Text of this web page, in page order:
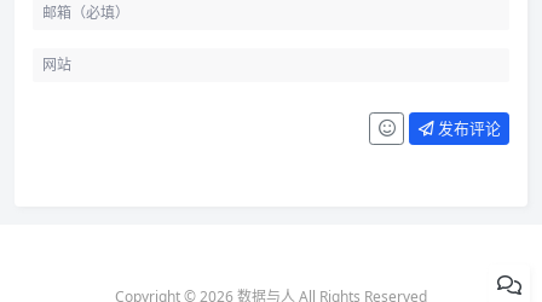
发布评论
Copyright © 2026 数据与人 All Rights Reserved